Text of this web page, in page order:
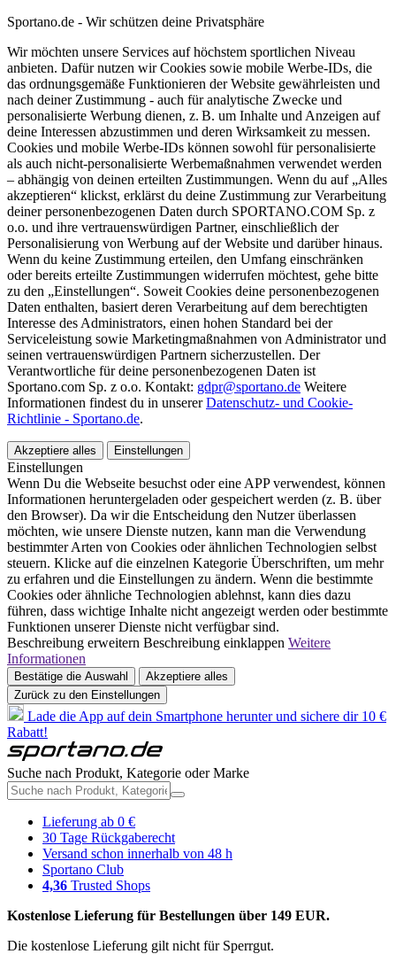
Sportano.de - Wir schützen deine Privatsphäre
Wir möchten unsere Services auf höchstem sportlichen Niveau
anbieten. Dafür nutzen wir Cookies sowie mobile Werbe-IDs, die
das ordnungsgemäße Funktionieren der Website gewährleisten und
nach deiner Zustimmung - auch für analytische Zwecke und
personalisierte Werbung dienen, z. B. um Inhalte und Anzeigen auf
deine Interessen abzustimmen und deren Wirksamkeit zu messen.
Cookies und mobile Werbe-IDs können sowohl für personalisierte
als auch nicht-personalisierte Werbemaßnahmen verwendet werden
– abhängig von deinen erteilten Zustimmungen. Wenn du auf „Alles
akzeptieren“ klickst, erklärst du deine Zustimmung zur Verarbeitung
deiner personenbezogenen Daten durch SPORTANO.COM Sp. z
o.o. und ihre vertrauenswürdigen Partner, einschließlich der
Personalisierung von Werbung auf der Website und darüber hinaus.
Wenn du keine Zustimmung erteilen, den Umfang einschränken
oder bereits erteilte Zustimmungen widerrufen möchtest, gehe bitte
zu den „Einstellungen“. Soweit Cookies deine personenbezogenen
Daten enthalten, basiert deren Verarbeitung auf dem berechtigten
Interesse des Administrators, einen hohen Standard bei der
Serviceleistung sowie Marketingmaßnahmen von Administrator und
seinen vertrauenswürdigen Partnern sicherzustellen. Der
Verantwortliche für deine personenbezogenen Daten ist
Sportano.com Sp. z o.o. Kontakt: gdpr@sportano.de Weitere
Informationen findest du in unsererDatenschutz- und Cookie-
Richtlinie - Sportano.de.
Akzeptiere alles Einstellungen
Einstellungen
Wenn Du die Webseite besuchst oder eine APP verwendest, können
Informationen heruntergeladen oder gespeichert werden (z. B. über
den Browser). Da wir die Entscheidung den Nutzer überlassen
möchten, wie unsere Dienste nutzen, kann man die Verwendung
bestimmter Arten von Cookies oder ähnlichen Technologien selbst
steuern. Klicke auf die einzelnen Kategorie Überschriften, um mehr
zu erfahren und die Einstellungen zu ändern. Wenn die bestimmte
Cookies oder ähnliche Technologien ablehnst, kann dies dazu
führen, dass wichtige Inhalte nicht angezeigt werden oder bestimmte
Funktionen unserer Dienste nicht verfügbar sind.
Beschreibung erweitern Beschreibung einklappen Weitere
Informationen
Bestätige die Auswahl
Akzeptiere alles
Zurück zu den Einstellungen
Lade die App auf dein Smartphone herunter und sichere dir 10 €
Rabatt!
Suche nach Produkt, Kategorie oder Marke
Lieferung ab 0 €
30 Tage Rückgaberecht
Versand schon innerhalb von 48 h
Sportano Club
4,36 Trusted Shops
Kostenlose Lieferung für Bestellungen über 149 EUR.
Die kostenlose Lieferung gilt nicht für Sperrgut.